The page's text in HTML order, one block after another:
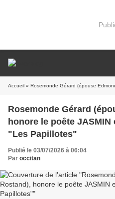
Accueil » Rosemonde Gérard (épouse Edmond Rostand),
Rosemonde Gérard
honore le poête
"Les Papillotes"
Publié le 03/07/2026 à 06:04
Par occitan